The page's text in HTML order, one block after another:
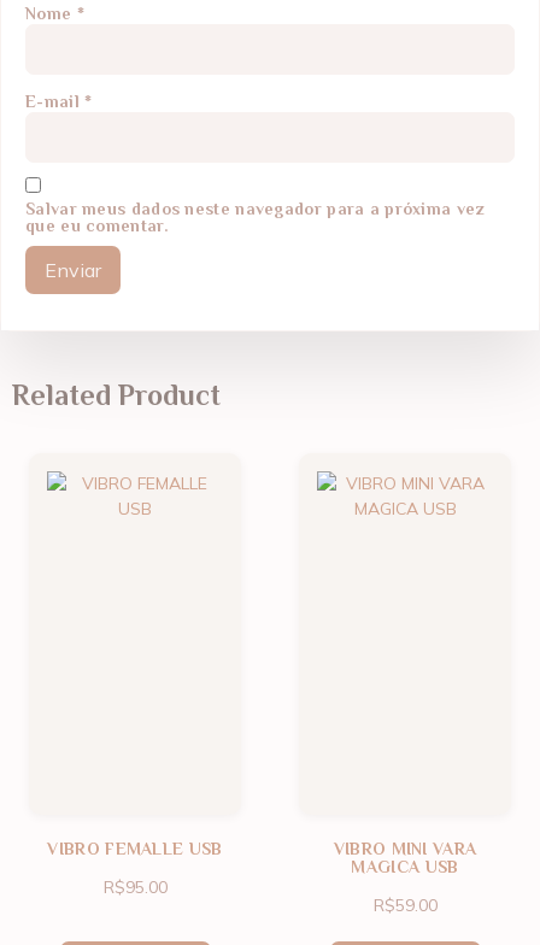
Nome *
E-mail*
Salvar meus dados neste navegador para a próxima vez
que eu comentar.
Related Product
VIBRO FEMALLE USB
R$95.00
VIBRO MINI VARA
MAGICA USB
R$59.00